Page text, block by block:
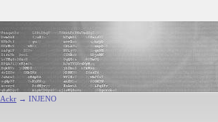
Ackr → INJENO